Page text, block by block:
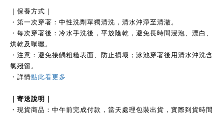
｜保養方式｜
・第一次穿著：中性洗劑單獨清洗，清水沖淨至清澈。
・每次穿著後：冷水手洗後，平放陰乾，避免長時間浸泡、漂白、
烘乾及曝曬。
・注意：避免接觸粗糙表面、防止損壞；泳池穿著後用清水沖洗含
氯殘留。
・ 詳情點此看更多
｜ 寄送說明｜
・現貨商品：中午前完成付款，當天處理包裝出貨，實際到貨時間